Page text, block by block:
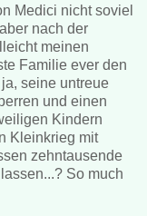
Medici nicht soviel
nach der
meinen
Familie ever den
seine untreue
und einen
Kindern
Kleinkrieg mit
zehntausende
So much